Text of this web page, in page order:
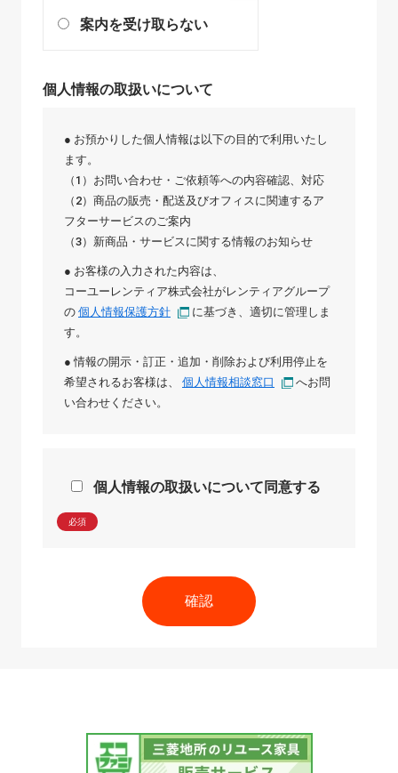
案内を受け取らない
個人情報の取扱いについて
● お預かりした個人情報は以下の目的で利用いたし
ます。
（1）お問い合わせ・ご依頼等への内容確認、対応
（2）商品の販売・配送及びオフィスに関連するア
フターサービスのご案内
（3）新商品・サービスに関する情報のお知らせ
● お客様の入力された内容は、
コーユーレンティア株式会社がレンティアグループ
の 個人情報保護方針
に基づき、適切に管理しま
す。
● 情報の開示・訂正・追加・削除および利用停止を
希望されるお客様は、 個人情報相談窓口
へお問
い合わせください。
個人情報の取扱いについて同意する
必須